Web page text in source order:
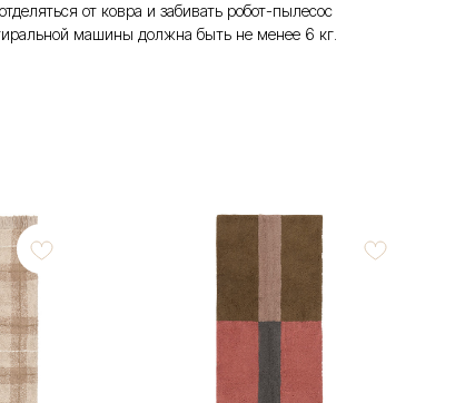
от ковра и забивать робот-пылесос
машины должна быть не менее 6 кг.